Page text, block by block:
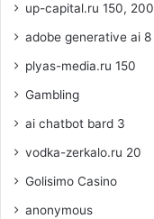
up-capital.ru 150, 200
adobe generative ai 8
plyas-media.ru 150
Gambling
ai chatbot bard 3
vodka-zerkalo.ru 20
Golisimo Casino
anonymous